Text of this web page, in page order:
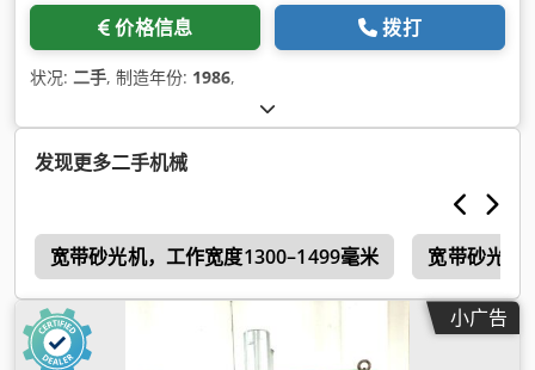
价格信息 拨打
状况: 二手, 制造年份: 1986,
发现更多二手机械
宽带砂光机，工作宽度1300–1499毫米 宽带砂光机
小广告